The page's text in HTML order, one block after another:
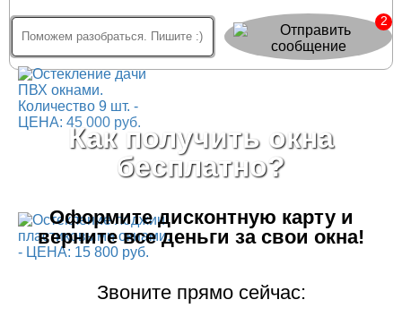
2
Как получить окна
бесплатно?
Оформите дисконтную картуи
верните все деньги за свои окна!
Звоните прямо сейчас: